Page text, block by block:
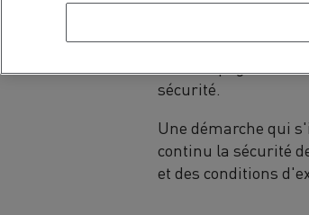
un formateur
sécurité.
Une démarche qui
continu la sécurité
et des conditions